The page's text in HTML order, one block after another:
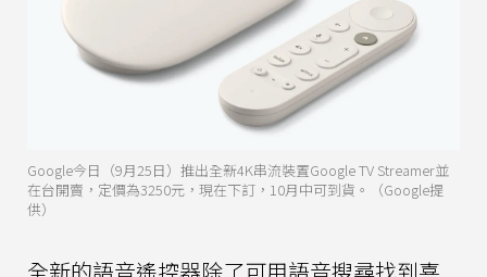
Google今日（9月25日）推出全新4K串流裝置Google TV Streamer並
在台開賣，定價為3250元，現在下訂，10月中可到貨。（Google提
供）